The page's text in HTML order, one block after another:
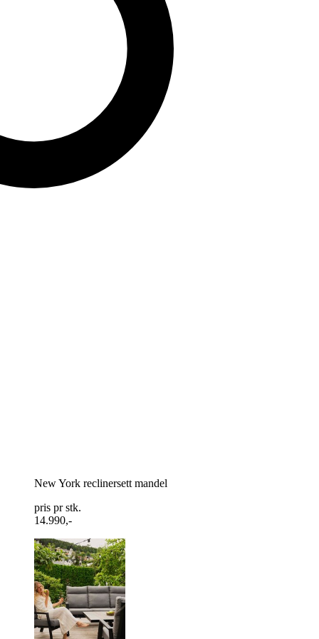
New York reclinersett mandel
pris pr stk.
14.990,-